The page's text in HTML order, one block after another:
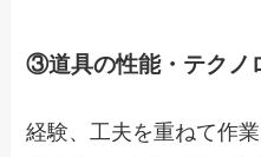
③道具の性能・テクノ
経験、工夫を重ねて作